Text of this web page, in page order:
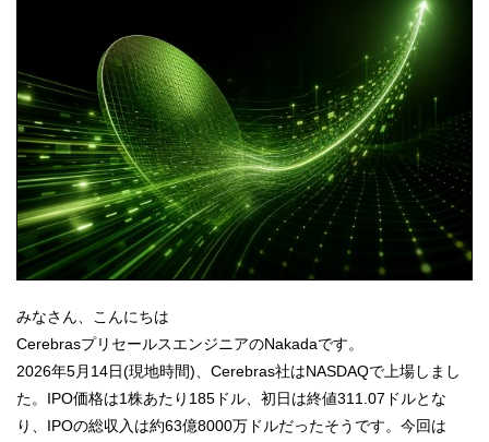
みなさん、こんにちは
CerebrasプリセールスエンジニアのNakadaです。
2026年5月14日(現地時間)、Cerebras社はNASDAQで上場しまし
た。IPO価格は1株あたり185ドル、初日は終値311.07ドルとな
り、IPOの総収入は約63億8000万ドルだったそうです。今回は